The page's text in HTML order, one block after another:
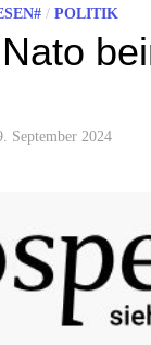
/ POLITIK
September 2024